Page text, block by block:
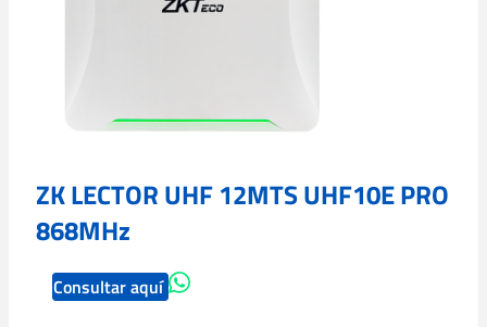
ZK LECTOR UHF 12MTS UHF10E PRO
868MHz
Consultar aquí